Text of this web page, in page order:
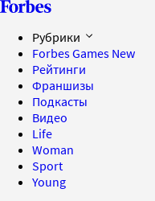
Рубрики
Forbes Games New
Рейтинги
Франшизы
Подкасты
Видео
Life
Woman
Sport
Young